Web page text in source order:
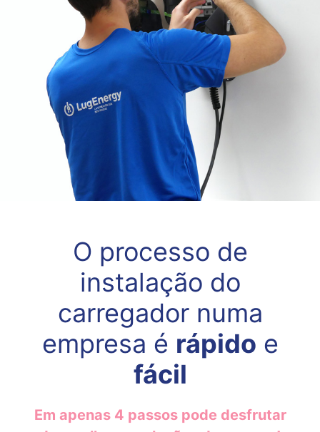
O processo de
instalação do
carregador numa
empresa é rápido e
fácil
Em apenas 4 passos pode desfrutar